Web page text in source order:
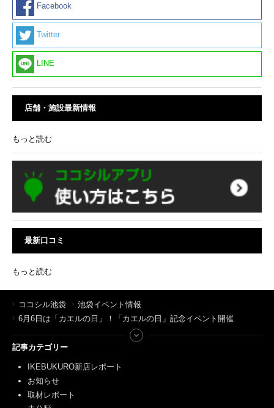
Facebook
Twitter
LINE
店舗・施設最新情報
もっと読む
最新口コミ
もっと読む
ココシル池袋
池袋イベント情報
6月6日は「カエルの日」！「カエルの日」記念イベント開催
記事カテゴリー
IKEBUKURO新店レポート
お知らせ
取材レポート